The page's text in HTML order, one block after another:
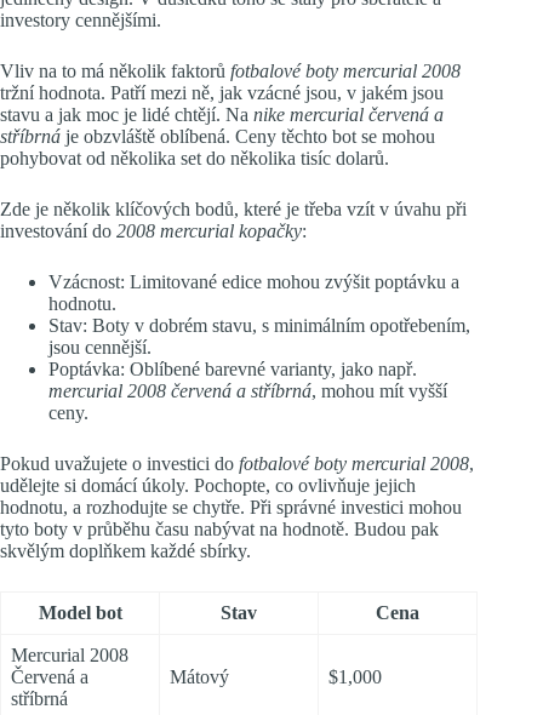
investory cennějšími.
Vliv na to má několik faktorů fotbalové boty mercurial 2008
tržní hodnota. Patří mezi ně, jak vzácné jsou, v jakém jsou
stavu a jak moc je lidé chtějí. Na nike mercurial červená a
stříbrná je obzvláště oblíbená. Ceny těchto bot se mohou
pohybovat od několika set do několika tisíc dolarů.
Zde je několik klíčových bodů, které je třeba vzít v úvahu při
investování do 2008 mercurial kopačky:
Vzácnost: Limitované edice mohou zvýšit poptávku a
hodnotu.
Stav: Boty v dobrém stavu, s minimálním opotřebením,
jsou cennější.
Poptávka: Oblíbené barevné varianty, jako např.
mercurial 2008 červená a stříbrná, mohou mít vyšší
ceny.
Pokud uvažujete o investici do fotbalové boty mercurial 2008,
udělejte si domácí úkoly. Pochopte, co ovlivňuje jejich
hodnotu, a rozhodujte se chytře. Při správné investici mohou
tyto boty v průběhu času nabývat na hodnotě. Budou pak
skvělým doplňkem každé sbírky.
Model bot Stav Cena
Mercurial 2008
Červená a
stříbrná
Mátový $1,000